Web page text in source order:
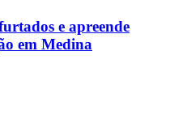
e apreende
em Medina